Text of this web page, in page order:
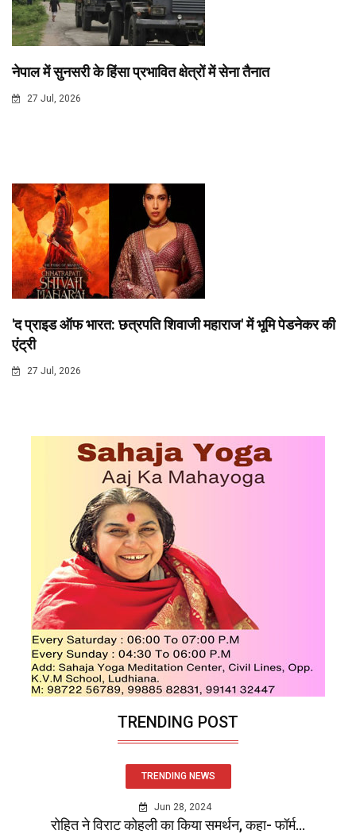
नेपाल में सुनसरी के हिंसा प्रभावित क्षेत्रों में सेना तैनात
27 Jul, 2026
'द प्राइड ऑफ भारत: छत्रपति शिवाजी महाराज' में भूमि पेडनेकर की
एंट्री
27 Jul, 2026
TRENDING POST
TRENDING NEWS
Jun 28, 2024
रोहित ने विराट कोहली का किया समर्थन, कहा- फॉर्म...